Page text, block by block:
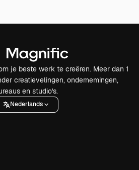
je beste werk te creëren. Meer dan 1
creatievelingen, ondernemingen,
en studio's.
Nederlands